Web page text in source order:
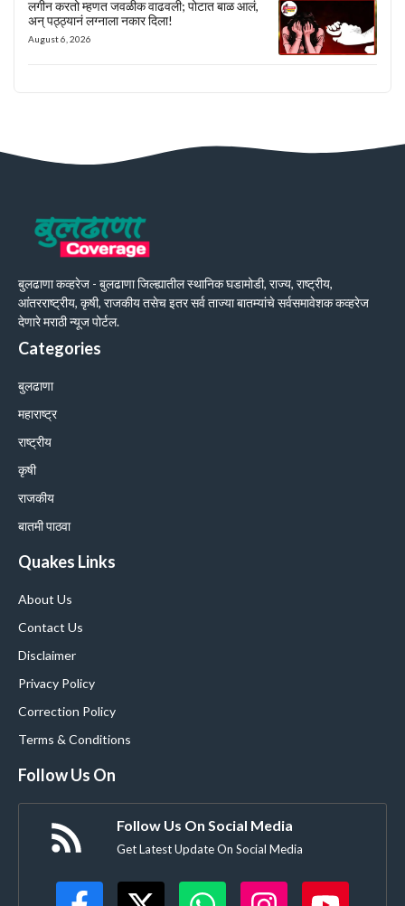
लगीन करतो म्हणत जवळीक वाढवली; पोटात बाळ आलं,
अन् पठ्ठ्यानं लग्नाला नकार दिला!
August 6, 2026
बुलढाणा कव्हरेज - बुलढाणा जिल्ह्यातील स्थानिक घडामोडी, राज्य, राष्ट्रीय,
आंतरराष्ट्रीय, कृषी, राजकीय तसेच इतर सर्व ताज्या बातम्यांचे सर्वसमावेशक कव्हरेज
देणारे मराठी न्यूज पोर्टल.
Categories
बुलढाणा
महाराष्ट्र
राष्ट्रीय
कृषी
राजकीय
बातमी पाठवा
Quakes Links
About Us
Contact Us
Disclaimer
Privacy Policy
Correction Policy
Terms & Conditions
Follow Us On
Follow Us On Social Media
Get Latest Update On Social Media